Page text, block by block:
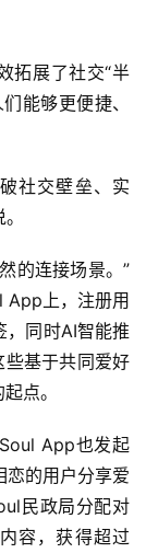
拓展了社交“半
能够更便捷、
社交壁垒、实
的连接场景。”
App上，注册用
，同时AI智能推
些基于共同爱好
点。
App也发起
的用户分享爱
民政局分配对
容，获得超过